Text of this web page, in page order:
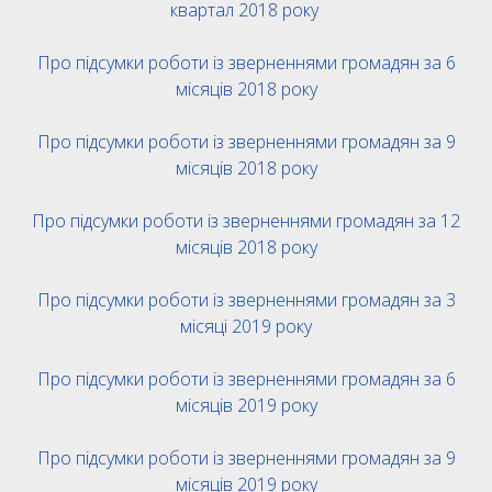
квартал 2018 року
Про підсумки роботи із зверненнями громадян за 6
місяців 2018 року
Про підсумки роботи із зверненнями громадян за 9
місяців 2018 року
Про підсумки роботи із зверненнями громадян за 12
місяців 2018 року
Про підсумки роботи із зверненнями громадян за 3
місяці 2019 року
Про підсумки роботи із зверненнями громадян за 6
місяців 2019 року
Про підсумки роботи із зверненнями громадян за 9
місяців 2019 року